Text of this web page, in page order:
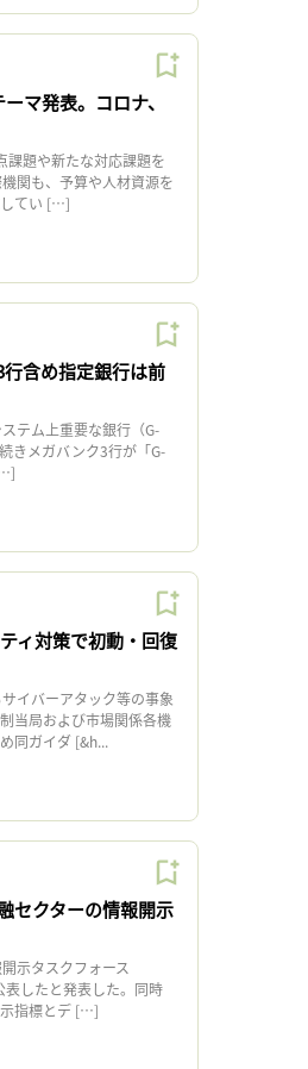
マ発表。コロナ、
題や新たな対応課題を
関も、予算や人材資源を
してい […]
行含め指定銀行は前
テム上重要な銀行（G-
きメガバンク3行が「G-
ィ対策で初動・回復
イバーアタック等の事象
当局および市場関係各機
同ガイダ [&h...
セクターの情報開示
示タスクフォース
表したと発表した。同時
示指標とデ […]